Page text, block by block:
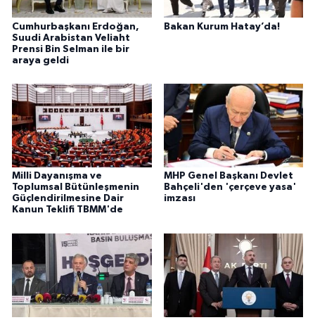
Cumhurbaşkanı Erdoğan,
Suudi Arabistan Veliaht
Prensi Bin Selman ile bir
araya geldi
Bakan Kurum Hatay’da!
Milli Dayanışma ve
Toplumsal Bütünleşmenin
Güçlendirilmesine Dair
Kanun Teklifi TBMM'de
MHP Genel Başkanı Devlet
Bahçeli'den 'çerçeve yasa'
imzası